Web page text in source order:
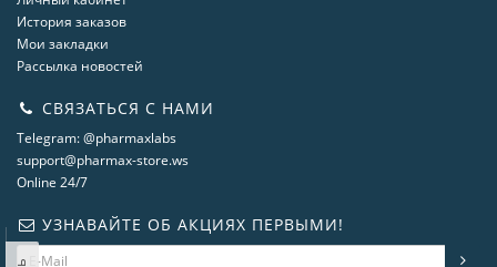
История заказов
Мои закладки
Рассылка новостей
СВЯЗАТЬСЯ С НАМИ
Telegram: @pharmaxlabs
support@pharmax-store.ws
Online 24/7
УЗНАВАЙТЕ ОБ АКЦИЯХ ПЕРВЫМИ!